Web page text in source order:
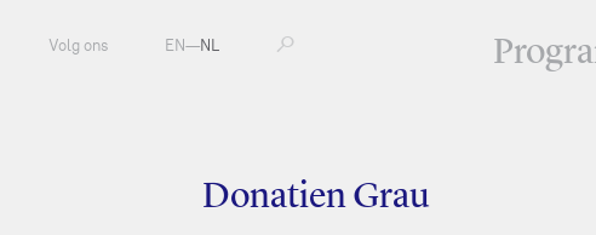
Volg ons EN—NL
Donatien Grau